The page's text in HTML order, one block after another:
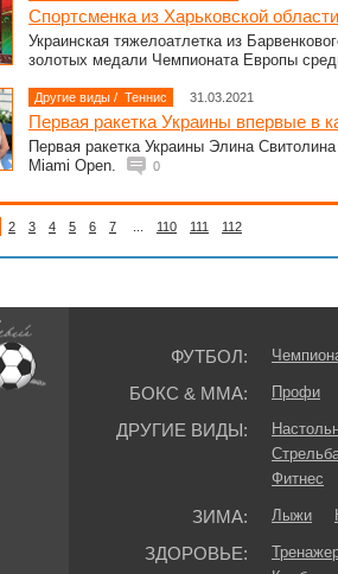
Спортсменка из Харьковской
Украинская тяжелоатлетка из
золотых медали Чемпионата Европы
Другие виды / Теннис 31.03.2021
Первая ракетка Украины впервые в
Первая ракетка Украины Элина
Miami Open.
0
2 3 4 5 6 7 110 111 112
ФУТБОЛ:
БОКС & ММА: Профи
ДРУГИЕ ВИДЫ:
Фитнес
ЗИМА: Лыжи
ЗДОРОВЬЕ: